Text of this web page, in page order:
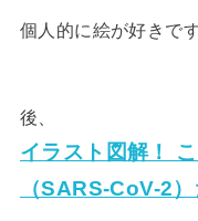
個人的に絵が好きで
後、
イラスト図解！
（SARS-CoV-2